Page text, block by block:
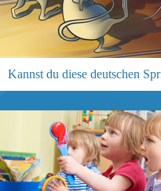
Kannst du diese deutschen